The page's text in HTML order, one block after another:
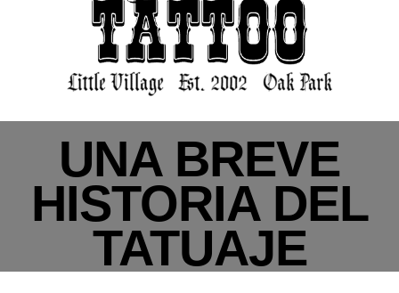
UNA BREVE
HISTORIA DEL
TATUAJE